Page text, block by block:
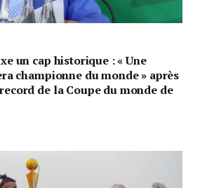
un cap historique : « Une
championne du monde » après
de la Coupe du monde de